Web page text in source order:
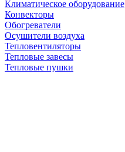
Климатическое оборудование
Конвекторы
Обогреватели
Осушители воздуха
Тепловентиляторы
Тепловые завесы
Тепловые пушки